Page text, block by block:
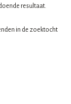
resultaat.
in de zoektocht